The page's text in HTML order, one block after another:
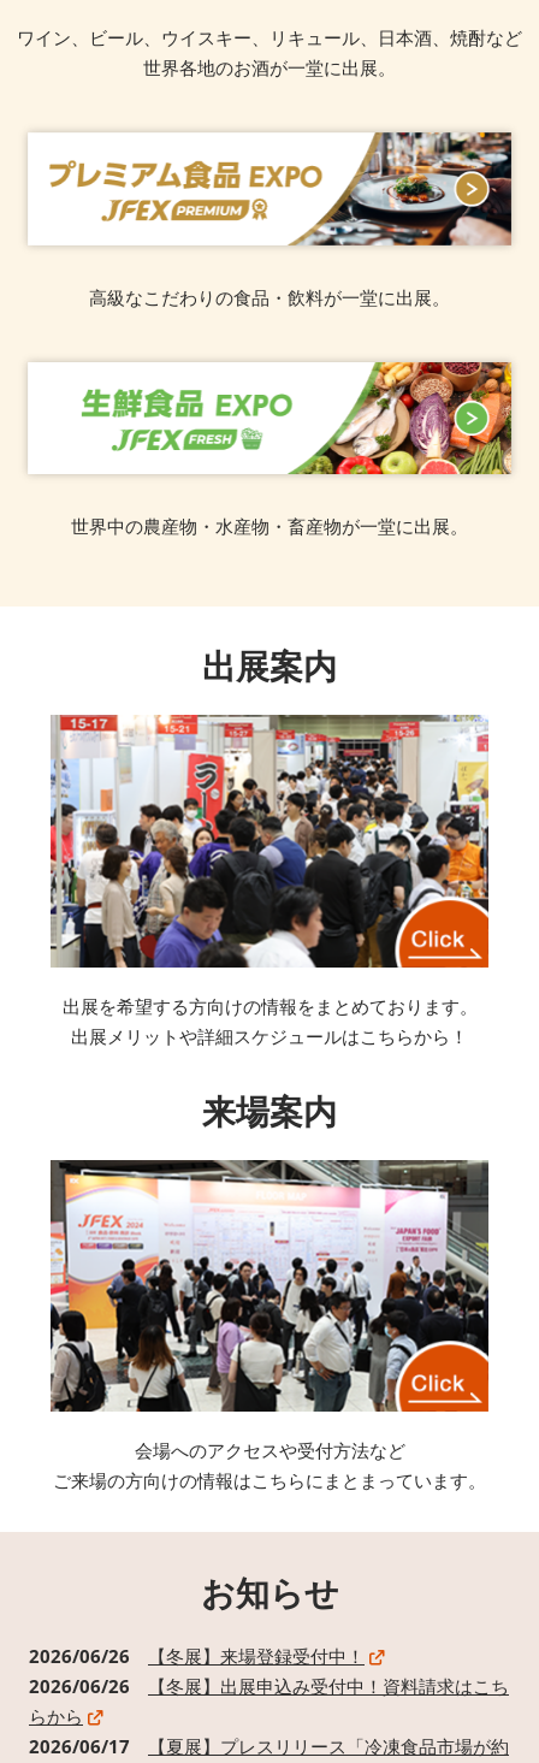
ワイン、ビール、ウイスキー、リキュール、日本酒、焼酎など
世界各地のお酒が一堂に出展。
高級なこだわりの食品・飲料が一堂に出展。
世界中の農産物・水産物・畜産物が一堂に出展。
出展案内
出展を希望する方向けの情報をまとめております。
出展メリットや詳細スケジュールはこちらから！
来場案内
会場へのアクセスや受付方法など
ご来場の方向けの情報はこちらにまとまっています。
お知らせ
2026/06/26
【冬展】来場登録受付中！
2026/06/26
【冬展】出展申込み受付中！資料請求はこち
らから
2026/06/17
【夏展】プレスリリース「冷凍食品市場が約